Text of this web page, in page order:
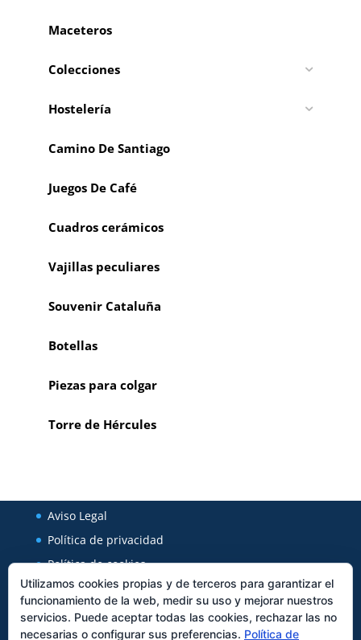
Maceteros
Colecciones
Hostelería
Camino De Santiago
Juegos De Café
Cuadros cerámicos
Vajillas peculiares
Souvenir Cataluña
Botellas
Piezas para colgar
Torre de Hércules
Aviso Legal
Política de privacidad
Política de cookies
Regal Cerámica
Utilizamos cookies propias y de terceros para garantizar el
funcionamiento de la web, medir su uso y mejorar nuestros
servicios. Puede aceptar todas las cookies, rechazar las no
necesarias o configurar sus preferencias. Política de